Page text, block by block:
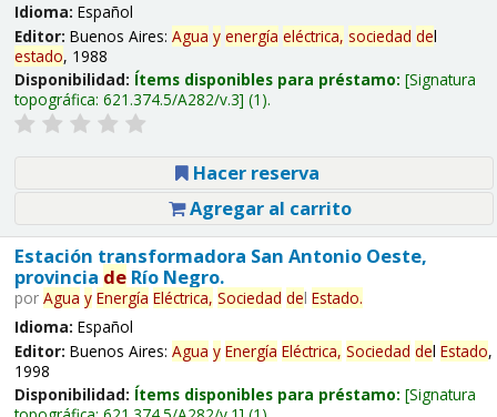
Idioma: Español
Editor: Buenos Aires: Agua y energía eléctrica, sociedad del
estado, 1988
Disponibilidad: Ítems disponibles para préstamo: Signatura
topográfica: 621.374.5/A282/v.3 (1).
Hacer reserva
Agregar al carrito
Estación transformadora San Antonio Oeste,
provincia deRío Negro.
por Agua y Energía Eléctrica, Sociedad del Estado.
Idioma: Español
Editor: Buenos Aires: Agua y Energía Eléctrica, Sociedad del Estado,
1998
Disponibilidad: Ítems disponibles para préstamo: Signatura